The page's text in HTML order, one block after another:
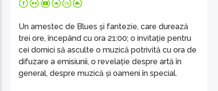
Un amestec de Blues și fantezie, care durează
trei ore, începând cu ora 21:00; o invitație pentru
cei dornici să asculte o muzică potrivită cu ora de
difuzare a emisiunii, o revelație despre artă în
general, despre muzică și oameni în special.